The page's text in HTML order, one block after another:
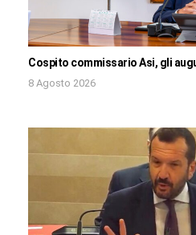
Cospito commissario Asi, gli
8 Agosto 2026